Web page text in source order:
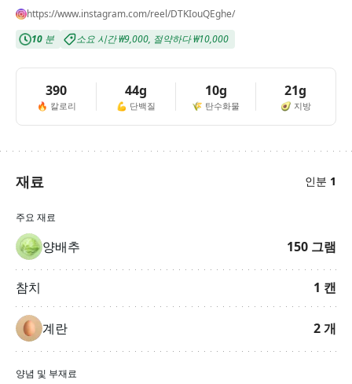
https://www.instagram.com/reel/DTKIouQEghe/
10 분 소요 시간₩9,000, 절약하다₩10,000
390
🔥 칼로리
44g
💪 단백질
10g
🌾 탄수화물
21g
🥑 지방
재료 인분 1
주요 재료
양배추 150 그램
참치 1 캔
계란 2개
양념 및 부재료